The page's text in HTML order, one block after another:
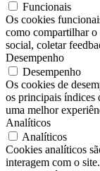
Funcionais
Os cookies
como compartilhar o
social, coletar
Desempenho
Desempenho
Os cookies de
os principais índices
uma melhor
Analíticos
Analíticos
Cookies analíticos
interagem com o